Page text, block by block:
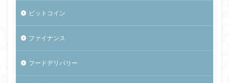
ビットコイン
ファイナンス
フードデリバリー